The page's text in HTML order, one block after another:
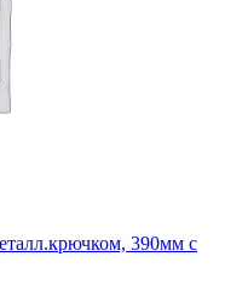
390мм с